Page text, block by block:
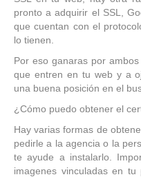
pronto a adquirir el SSL,
que cuentan con el
lo tienen.
Por eso ganaras por
que entren en tu web y a
una buena posición en el
¿Cómo puedo obtener el
Hay varias formas de
pedirle a la agencia o la
te ayude a instalarlo.
imagenes vinculadas en